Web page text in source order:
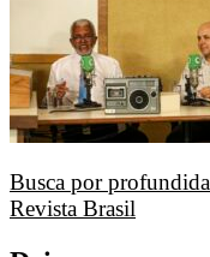
Busca por
Revista Brasil